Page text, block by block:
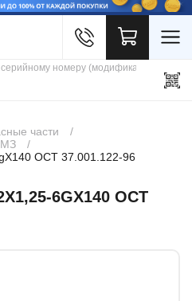
части
ОСТ 37.001.122-96
6GХ140 ОСТ